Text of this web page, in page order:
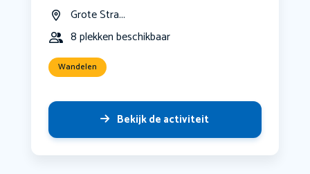
Grote Stra...
8 plekken beschikbaar
Wandelen
Bekijk de activiteit